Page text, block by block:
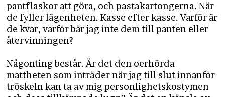
pantflaskor att göra, och pastakartongerna. När
de fyller lägenheten. Kasse efter kasse. Varför är
de kvar, varför bär jag inte dem till panten eller
återvinningen?
Någonting består. Är det den oerhörda
mattheten som inträder när jag till slut innanför
tröskeln kan ta av mig personlighetskostymen